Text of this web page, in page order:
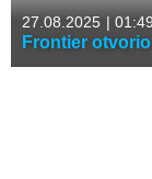
27.08.2025 | 01:49
Frontier